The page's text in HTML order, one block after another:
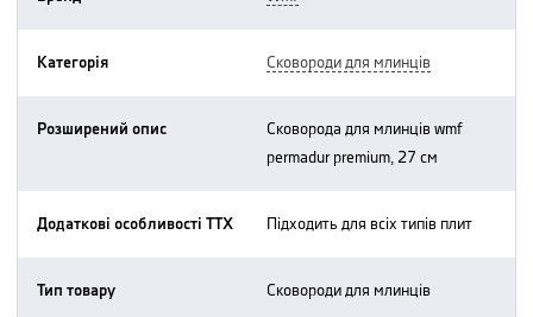
Категорія сковороди для млинців
Розширений опис
сковорода для млинців wmf
permadur premium, 27 см
Додаткові особливості ТТХ підходить для всіх типів плит
Тип товару сковороди для млинців